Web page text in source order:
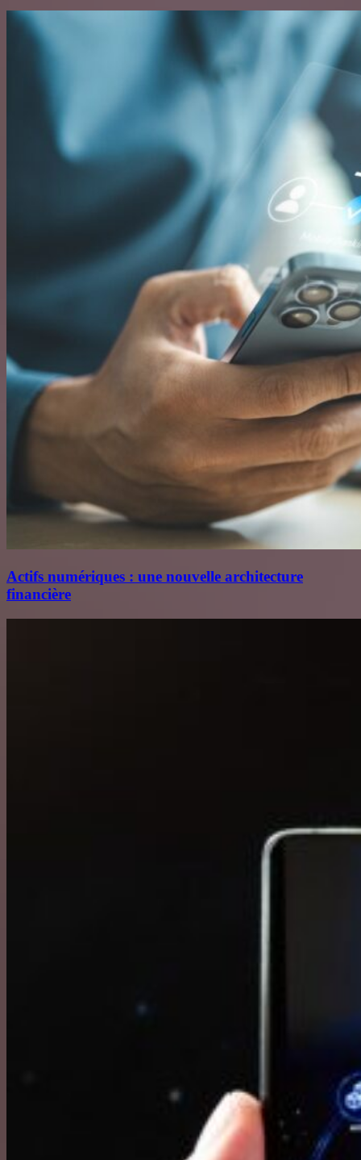
Actifs numériques : une nouvelle architecture
financière